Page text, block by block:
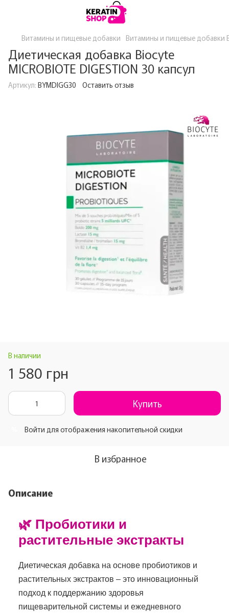
Витамины и пищевые добавки Витамины и пищевые добавки
Диетическая добавка Biocyte
MICROBIOTE DIGESTION 30 капсул
Артикул: BYMDIGG30 Оставить отзыв
В наличии
1 580 грн
Купить
Войти для отображения накопительной скидки
В избранное
Описание
🌿 Пробиотики и
растительные экстракты
Диетическая добавка на основе пробиотиков и
растительных экстрактов – это инновационный
подход к поддержанию здоровья
пищеварительной системы и ежедневного